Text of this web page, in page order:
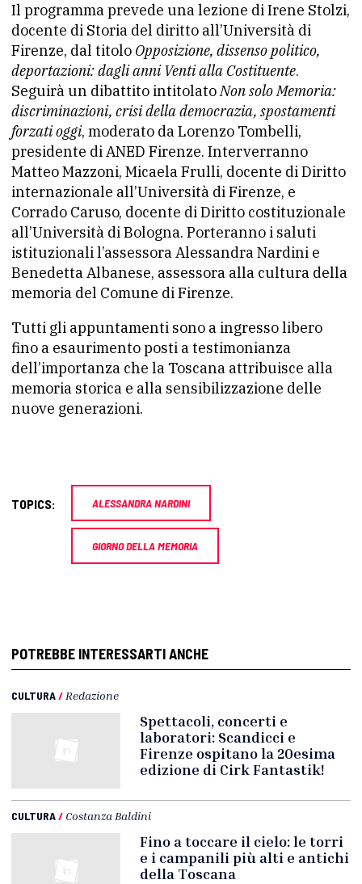
Il programma prevede una lezione di Irene Stolzi,
docente di Storia del diritto all’Università di
Firenze, dal titolo Opposizione, dissenso politico,
deportazioni: dagli anni Venti alla Costituente.
Seguirà un dibattito intitolatoNon solo Memoria:
discriminazioni, crisi della democrazia, spostamenti
forzati oggi, moderato da Lorenzo Tombelli,
presidente di ANED Firenze. Interverranno
Matteo Mazzoni, Micaela Frulli, docente di Diritto
internazionale all’Università di Firenze, e
Corrado Caruso, docente di Diritto costituzionale
all’Università di Bologna. Porteranno i saluti
istituzionali l’assessora Alessandra Nardini e
Benedetta Albanese, assessora alla cultura della
memoria del Comune di Firenze.
Tutti gli appuntamenti sono a ingresso libero
fino a esaurimento posti a testimonianza
dell’importanza che la Toscana attribuisce alla
memoria storica e alla sensibilizzazione delle
nuove generazioni.
TOPICS: ALESSANDRA NARDINI
GIORNO DELLA MEMORIA
POTREBBE INTERESSARTI ANCHE
CULTURA/ Redazione
Spettacoli, concerti e
laboratori: Scandicci e
Firenze ospitano la 20esima
edizione di Cirk Fantastik!
CULTURA/ Costanza Baldini
Fino a toccare il cielo: le torri
e i campanili più alti e antichi
della Toscana